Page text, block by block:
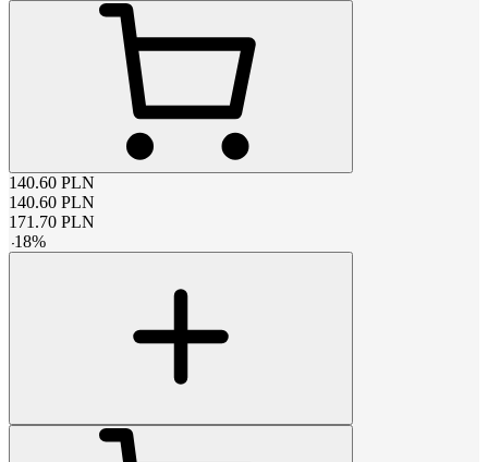
140.60 PLN
140.60 PLN
171.70 PLN
-18%